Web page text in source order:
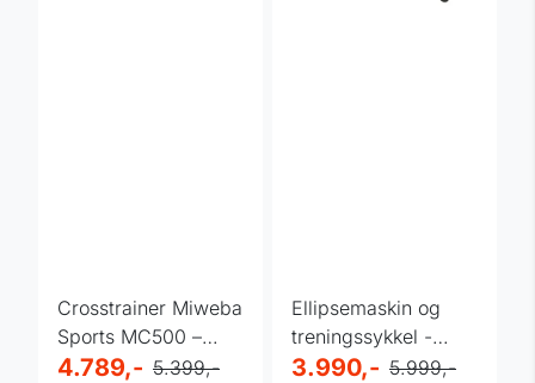
Crosstrainer Miweba
Sports MC500 –
Stillegående, ...
4.789,- 5.399,-
Ellipsemaskin og
treningssykkel -
Christopeit
3.990,- 5.999,-